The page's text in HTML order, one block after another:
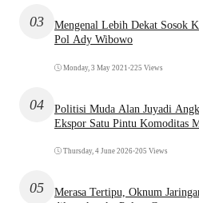
03
Mengenal Lebih Dekat Sosok
Pol Ady Wibowo
Monday, 3 May 2021 •225 Views
04
Politisi Muda Alan Juyadi
Ekspor Satu Pintu Komoditas
Thursday, 4 June 2026•205 Views
05
Merasa Tertipu, Oknum